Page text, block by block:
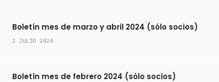
Boletín mes de marzo y abril 2024 (sólo socios)
2 JULIO 2024
Boletín mes de febrero 2024 (sólo socios)